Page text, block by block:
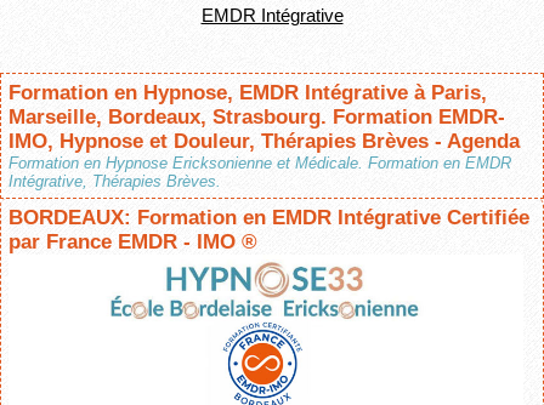
EMDR Intégrative
Formation en Hypnose, EMDR Intégrative à Paris,
Marseille, Bordeaux, Strasbourg. Formation EMDR-
IMO, Hypnose et Douleur, Thérapies Brèves - Agenda
Formation en Hypnose Ericksonienne et Médicale. Formation en EMDR
Intégrative, Thérapies Brèves.
BORDEAUX: Formation en EMDR Intégrative Certifiée
par France EMDR - IMO ®